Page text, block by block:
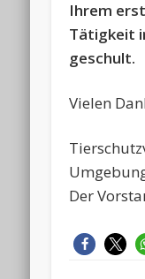
Ihrem
Tätigkeit
geschult.
Vielen
Der